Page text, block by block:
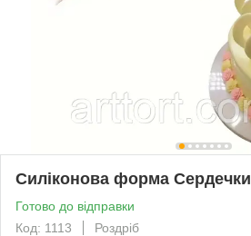
Силіконова форма Сердечки
Готово до відправки
Код: 1113
Роздріб